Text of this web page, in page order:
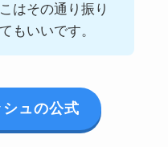
はその通り振り
もいいです。
ュの公式